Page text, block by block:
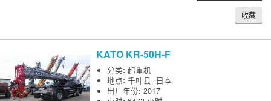
收藏
KATO KR-50H-F
分类:起重机
地点:千叶县, 日本
出厂年份:2017